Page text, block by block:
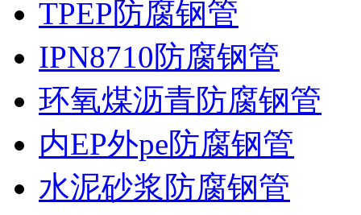
TPEP防腐钢管
IPN8710防腐钢管
环氧煤沥青防腐钢管
内EP外pe防腐钢管
水泥砂浆防腐钢管